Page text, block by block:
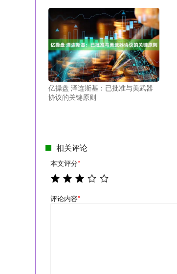
亿操盘 泽连斯基：已批准与美武器
协议的关键原则
相关评论
本文评分*
评论内容*